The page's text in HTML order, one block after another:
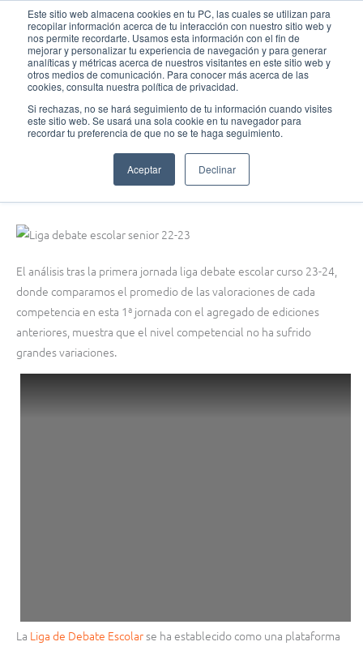
Este sitio web almacena cookies en tu PC, las cuales se utilizan para
recopilar información acerca de tu interacción con nuestro sitio web y
nos permite recordarte. Usamos esta información con el fin de
mejorar y personalizar tu experiencia de navegación y para generar
analíticas y métricas acerca de nuestros visitantes en este sitio web y
otros medios de comunicación. Para conocer más acerca de las
cookies, consulta nuestra política de privacidad.
Si rechazas, no se hará seguimiento de tu información cuando visites
este sitio web. Se usará una sola cookie en tu navegador para
recordar tu preferencia de que no se te haga seguimiento.
Aceptar Declinar
contenido
Fundación Actívate
Debate,Ligas y torneos de debate
El análisis tras la primera jornada liga debate escolar curso 23-24,
donde comparamos el promedio de las valoraciones de cada
competencia en esta 1ª jornada con el agregado de ediciones
anteriores, muestra que el nivel competencial no ha sufrido
grandes variaciones.
La Liga de Debate Escolarse ha establecido como una plataforma